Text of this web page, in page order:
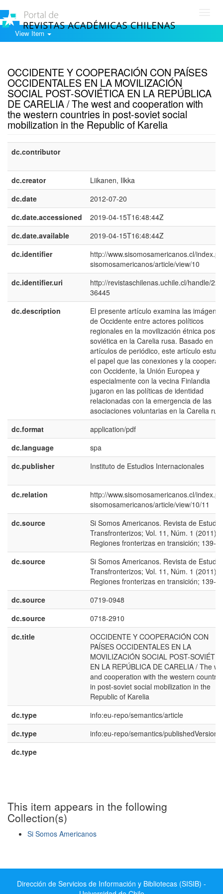
View Item
OCCIDENTE Y COOPERACIÓN CON PAÍSES
OCCIDENTALES EN LA MOVILIZACIÓN
SOCIAL POST-SOVIÉTICA EN LA REPÚBLICA
DE CARELIA / The west and cooperation with
the western countries in post-soviet social
mobilization in the Republic of Karelia
dc.contributor
dc.creator
Liikanen, Ilkka
dc.date
2012-07-20
dc.date.accessioned
2019-04-15T16:48:44Z
dc.date.available
2019-04-15T16:48:44Z
dc.identifier
http://www.sisomosamericanos.cl/
sisomosamericanos/article/view/10
dc.identifier.uri
http://revistaschilenas.uchile.cl/handle/
36445
dc.description
El presente artículo examina las
de Occidente entre actores políticos
regionales en la movilización étnica post-
soviética en la Carelia rusa. Basado en
artículos de periódico, este artículo
el papel que las conexiones y la
con Occidente, la Unión Europea y
especialmente con la vecina Finlandia
jugaron en las políticas de identidad
relacionadas con la emergencia de las
asociaciones voluntarias en la Carelia
dc.format
application/pdf
dc.language
spa
dc.publisher
Instituto de Estudios Internacionales
dc.relation
http://www.sisomosamericanos.cl/
sisomosamericanos/article/view/10/11
dc.source
Si Somos Americanos. Revista de
Transfronterizos; Vol. 11, Núm. 1 (2011):
Regiones fronterizas en transición; 139-
dc.source
Si Somos Americanos. Revista de
Transfronterizos; Vol. 11, Núm. 1 (2011):
Regiones fronterizas en transición; 139-
dc.source
0719-0948
dc.source
0718-2910
dc.title
OCCIDENTE Y COOPERACIÓN CON
PAÍSES OCCIDENTALES EN LA
MOVILIZACIÓN SOCIAL POST-
EN LA REPÚBLICA DE CARELIA / The
and cooperation with the western
in post-soviet social mobilization in the
Republic of Karelia
dc.type
info:eu-repo/semantics/article
dc.type
info:eu-repo/semantics/publishedVersion
dc.type
This item appears in the following
Collection(s)
Si Somos Americanos
Dirección de Servicios de Información y Bibliotecas (SISIB) -